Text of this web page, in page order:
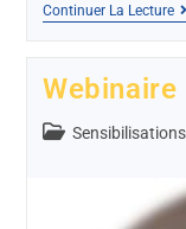
Continuer La Lecture
Webinaire